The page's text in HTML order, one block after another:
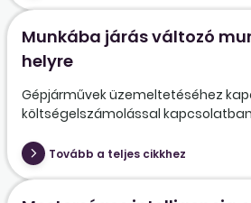
Munkába járás változó
helyre
Gépjárművek üzemeltetéséhez
költségelszámolással
Tovább a teljes cikkhez